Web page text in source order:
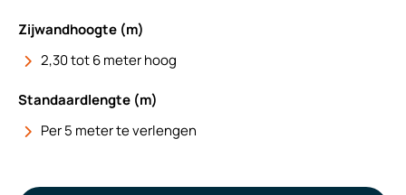
Zijwandhoogte (m)
2,30 tot 6 meter hoog
Standaardlengte (m)
Per 5 meter te verlengen